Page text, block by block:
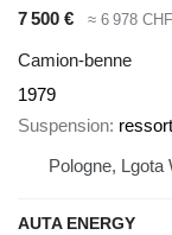
7 500 €
≈ 6 978 CHF
Camion-benne
1979
Suspension
Pologne, Lgota
AUTA ENERGY